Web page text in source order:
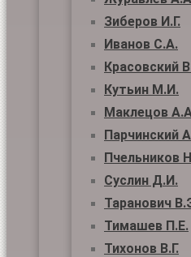
Зиберов И.Г.
Иванов С.А.
Красовский
Кутьин М.И.
Маклецов
Парчинский
Пчельников
Суслин Д.И.
Таранович
Тимашев П.Е.
Тихонов В.Г.